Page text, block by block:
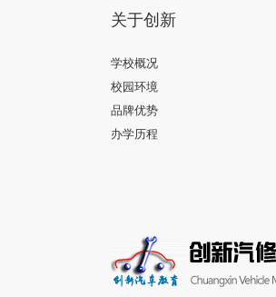
关于创新
学校概况
校园环境
品牌优势
办学历程